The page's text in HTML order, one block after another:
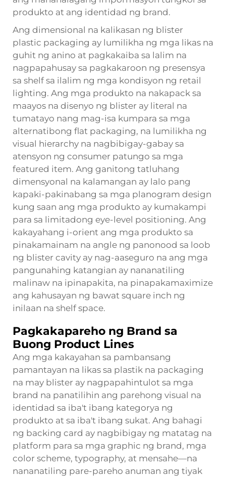
produkto at ang identidad ng brand.
Ang dimensional na kalikasan ng blister
plastic packaging ay lumilikha ng mga likas na
guhit ng anino at pagkakaiba sa lalim na
nagpapahusay sa pagkakaroon ng presensya
sa shelf sa ilalim ng mga kondisyon ng retail
lighting. Ang mga produkto na nakapack sa
maayos na disenyo ng blister ay literal na
tumatayo nang mag-isa kumpara sa mga
alternatibong flat packaging, na lumilikha ng
visual hierarchy na nagbibigay-gabay sa
atensyon ng consumer patungo sa mga
featured item. Ang ganitong tatluhang
dimensyonal na kalamangan ay lalo pang
kapaki-pakinabang sa mga planogram design
kung saan ang mga produkto ay kumakampi
para sa limitadong eye-level positioning. Ang
kakayahang i-orient ang mga produkto sa
pinakamainam na angle ng panonood sa loob
ng blister cavity ay nag-aaseguro na ang mga
pangunahing katangian ay nananatiling
malinaw na ipinapakita, na pinapakamaximize
ang kahusayan ng bawat square inch ng
inilaan na shelf space.
Pagkakapareho ng Brand sa
Buong Product Lines
Ang mga kakayahan sa pambansang
pamantayan na likas sa plastik na packaging
na may blister ay nagpapahintulot sa mga
brand na panatilihin ang parehong visual na
identidad sa iba't ibang kategorya ng
produkto at sa iba't ibang sukat. Ang bahagi
ng backing card ay nagbibigay ng matatag na
platform para sa mga graphic ng brand, mga
color scheme, typography, at mensahe—na
nananatiling pare-pareho anuman ang tiyak